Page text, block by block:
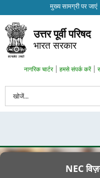
मुख्‍य सामग्री पर जाएं
उत्तर पूर्वी परिषद
भारत सरकार
Search Top Menu
नागरिक चार्टर हमसे संपर्क करें
NEC